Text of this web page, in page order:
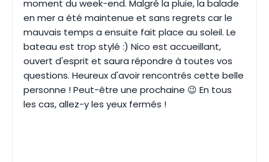
moment du week-end. Malgré la pluie, la balade
en mer a été maintenue et sans regrets car le
mauvais temps a ensuite fait place au soleil. Le
bateau est trop stylé :) Nico est accueillant,
ouvert d'esprit et saura répondre à toutes vos
questions. Heureux d'avoir rencontrés cette belle
personne ! Peut-être une prochaine 😉 En tous
les cas, allez-y les yeux fermés !